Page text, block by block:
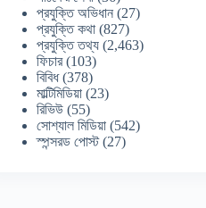
প্রযুক্তি অভিধান (27)
প্রযুক্তি কথা (827)
প্রযুক্তি তথ্য (2,463)
ফিচার(103)
বিবিধ(378)
মাল্টিমিডিয়া (23)
রিভিউ (55)
সোশ্যাল মিডিয়া (542)
স্পন্সরড পোস্ট(27)